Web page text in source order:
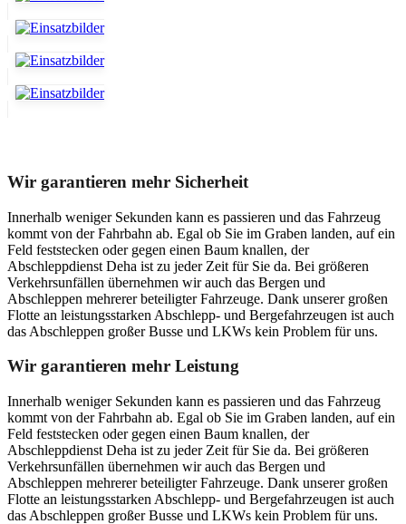
Wir garantieren mehr Sicherheit
Innerhalb weniger Sekunden kann es passieren und das Fahrzeug
kommt von der Fahrbahn ab. Egal ob Sie im Graben landen, auf ein
Feld feststecken oder gegen einen Baum knallen, der
Abschleppdienst Deha ist zu jeder Zeit für Sie da. Bei größeren
Verkehrsunfällen übernehmen wir auch das Bergen und
Abschleppen mehrerer beteiligter Fahrzeuge. Dank unserer großen
Flotte an leistungsstarken Abschlepp- und Bergefahrzeugen ist auch
das Abschleppen großer Busse und LKWs kein Problem für uns.
Wir garantieren mehr Leistung
Innerhalb weniger Sekunden kann es passieren und das Fahrzeug
kommt von der Fahrbahn ab. Egal ob Sie im Graben landen, auf ein
Feld feststecken oder gegen einen Baum knallen, der
Abschleppdienst Deha ist zu jeder Zeit für Sie da. Bei größeren
Verkehrsunfällen übernehmen wir auch das Bergen und
Abschleppen mehrerer beteiligter Fahrzeuge. Dank unserer großen
Flotte an leistungsstarken Abschlepp- und Bergefahrzeugen ist auch
das Abschleppen großer Busse und LKWs kein Problem für uns.